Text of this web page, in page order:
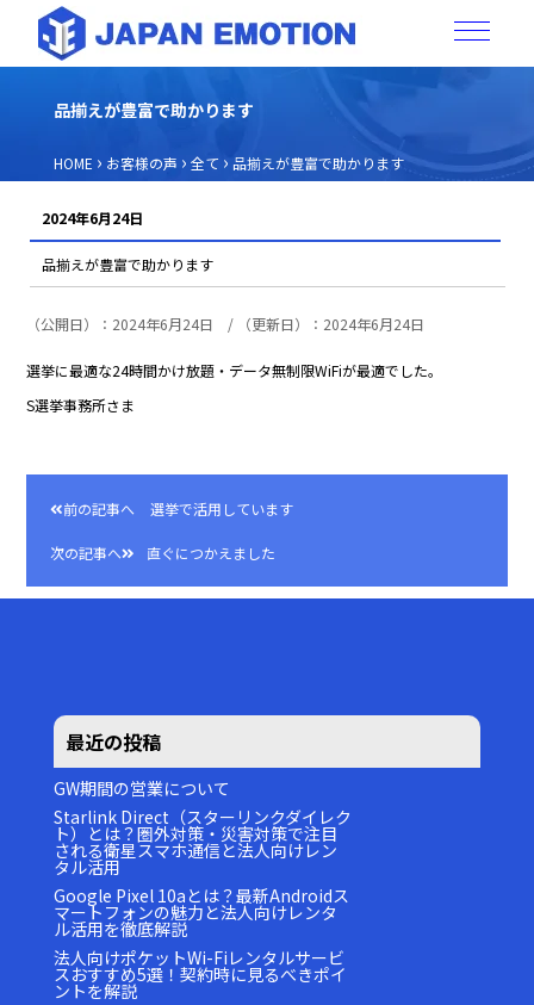
品揃えが豊富で助かります
HOME › お客様の声 › 全て › 品揃えが豊富で助かります
2024年6月24日
品揃えが豊富で助かります
（公開日）：2024年6月24日 / （更新日）：2024年6月24日
選挙に最適な24時間かけ放題・データ無制限WiFiが最適でした。
S選挙事務所さま
稿
ナ
ョ
前の記事へ 選挙で活用しています
次の記事へ 直ぐにつかえました
最近の投稿
GW期間の営業について
Starlink Direct（スターリンクダイレク
ト）とは？圏外対策・災害対策で注目
される衛星スマホ通信と法人向けレン
タル活用
Google Pixel 10aとは？最新Androidス
マートフォンの魅力と法人向けレンタ
ル活用を徹底解説
法人向けポケットWi-Fiレンタルサービ
スおすすめ5選！契約時に見るべきポイ
ントを解説